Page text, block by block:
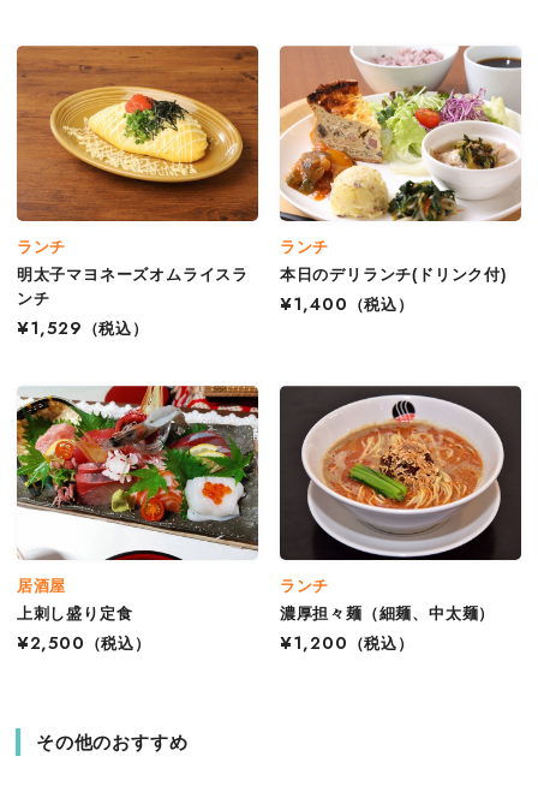
ランチ
明太子マヨネーズオムライスラ
ンチ
¥1,529
（税込）
ランチ
本日のデリランチ(ドリンク付)
¥1,400
（税込）
居酒屋
上刺し盛り定食
¥2,500
（税込）
ランチ
濃厚担々麺（細麺、中太麺）
¥1,200
（税込）
その他のおすすめ